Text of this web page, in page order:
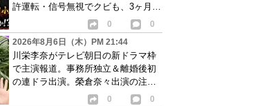
許運転・信号無視でクビも、3ヶ月で
0
0
2026年8月6日（木）PM 21:44
川栄李奈がテレビ朝日の新ドラマ枠
で主演報道。事務所独立＆離婚後初
の連ドラ出演。榮倉奈々出演の注目
0
0